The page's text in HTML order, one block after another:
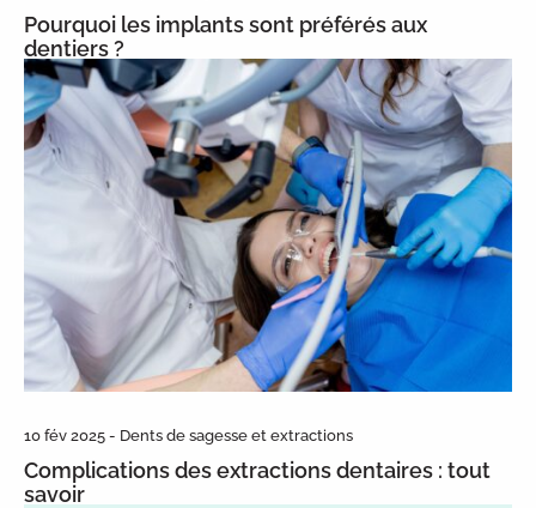
Pourquoi les implants sont préférés aux
dentiers ?
10 fév 2025 - Dents de sagesse et extractions
Complications des extractions dentaires : tout
savoir